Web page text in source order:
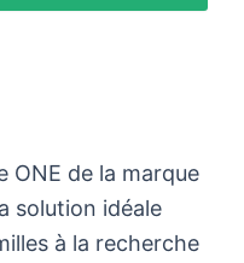
ONE de la marque
solution idéale
à la recherche